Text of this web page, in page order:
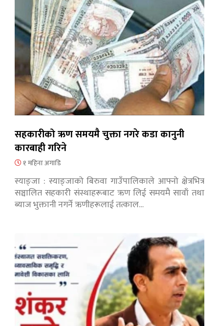
सहकारीको ऋण समयमै चुक्ता नगरे कडा कानुनी
कारबाही गरिने
१ महिना अगाडि
स्याङ्जा : स्याङ्जाको बिरुवा गाउँपालिकाले आफ्नो क्षेत्रभित्र
सञ्चालित सहकारी संस्थाहरूबाट ऋण लिई समयमै सावाँ तथा
ब्याज भुक्तानी नगर्ने ऋणीहरूलाई तत्काल…